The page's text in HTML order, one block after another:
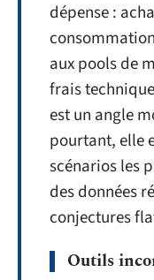
dépense :
aux pools de
frais
est un angle
pourtant, elle
scénarios les
des données
conjectures
Outils